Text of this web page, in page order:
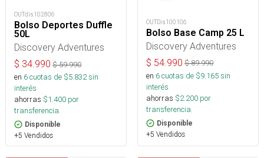
OUTdis102806
Bolso Deportes Duffle
50L
Discovery Adventures
$ 34.990 $59.990
en 6cuotas de $5.832sin
interés
ahorras $1.400 por
transferencia.
Disponible
+5 Vendidos
OUTDis100106
Bolso Base Camp 25 L
Discovery Adventures
$ 54.990 $89.990
en 6cuotas de $9.165sin
interés
ahorras $2.200 por
transferencia.
Disponible
+5 Vendidos